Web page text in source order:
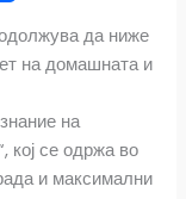
да ниже
на домашната и
на
кој се одржа во
и максимални